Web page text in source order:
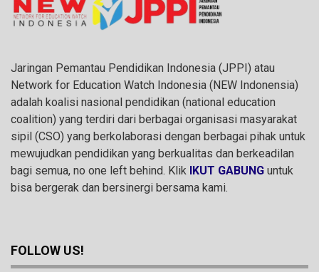
Jaringan Pemantau Pendidikan Indonesia (JPPI) atau
Network for Education Watch Indonesia (NEW Indonensia)
adalah koalisi nasional pendidikan (national education
coalition) yang terdiri dari berbagai organisasi masyarakat
sipil (CSO) yang berkolaborasi dengan berbagai pihak untuk
mewujudkan pendidikan yang berkualitas dan berkeadilan
bagi semua, no one left behind. Klik IKUT GABUNG untuk
bisa bergerak dan bersinergi bersama kami.
FOLLOW US!